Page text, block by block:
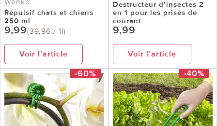
Répulsif chats et chiens
250 ml
9,99(39,96 / 1l)
Voir l’article
Destructeur d’insectes 2
en 1 pour les prises de
courant
9,99
Voir l’article
-60% -40%